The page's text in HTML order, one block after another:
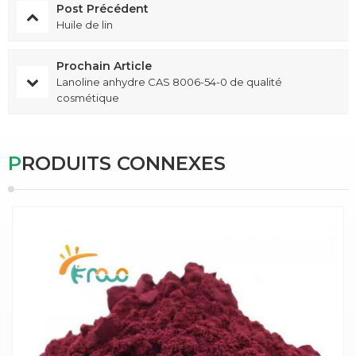
Post Précédent
Huile de lin
Prochain Article
Lanoline anhydre CAS 8006-54-0 de qualité
cosmétique
PRODUITS CONNEXES